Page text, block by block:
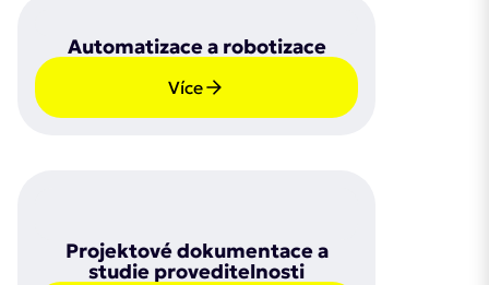
Automatizace a robotizace
Více
Projektové dokumentace a
studie proveditelnosti